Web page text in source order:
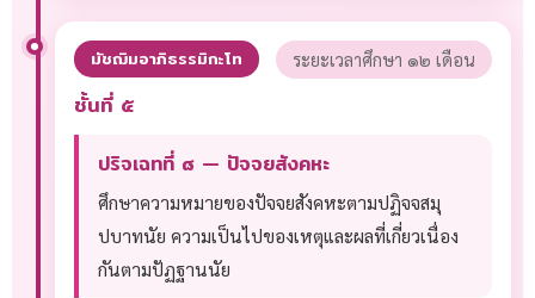
มัชฌิมอาภิธรรมิกะโท ระยะเวลาศึกษา ๑๒ เดือน
ชั้นที่ ๕
ปริจเฉทที่ ๘ — ปัจจยสังคหะ
ศึกษาความหมายของปัจจยสังคหะตามปฏิจจสมุ
ปบาทนัย ความเป็นไปของเหตุและผลที่เกี่ยวเนื่อง
กันตามปัฏฐานนัย